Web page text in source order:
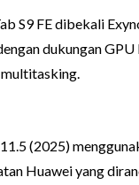
S9 FE dibekali
dukungan
(2025)
Huawei yang